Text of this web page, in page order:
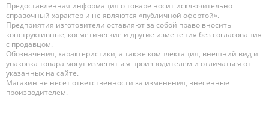
Предоставленная информация о товаре носит исключительно
справочный характер и не являются «публичной офертой».
Предприятия изготовители оставляют за собой право вносить
конструктивные, косметические и другие изменения без согласования
с продавцом.
Обозначения, характеристики, а также комплектация, внешний вид и
упаковка товара могут изменяться производителем и отличаться от
указанных на сайте.
Магазин не несет ответственности за изменения, внесенные
производителем.